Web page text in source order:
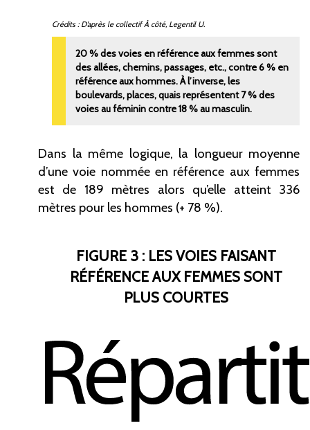
Crédits : D’après le collectifÀ côté, Legentil U.
20% des voies en référence aux femmes sont
des allées, chemins, passages, etc., contre 6% en
référence aux hommes. À l’inverse, les
boulevards, places, quais représentent 7% des
voies au féminin contre 18% au masculin.
Dans la même logique, la longueur moyenne
d’une voie nommée en référence aux femmes
est de 189 mètres alors qu’elle atteint 336
mètres pour les hommes (+ 78 %).
FIGURE 3 : LES VOIES FAISANT
RÉFÉRENCE AUX FEMMES SONT
PLUS COURTES